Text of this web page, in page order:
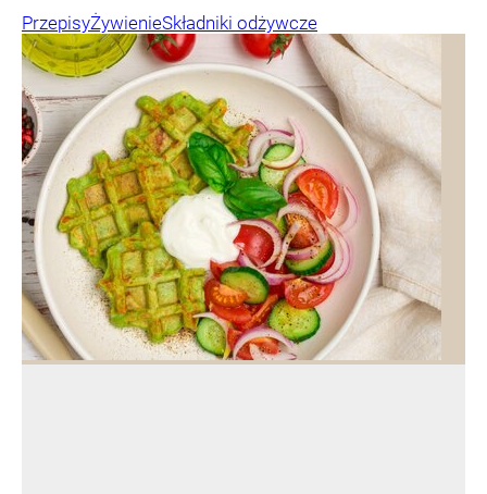
PrzepisyŻywienieSkładniki odżywcze